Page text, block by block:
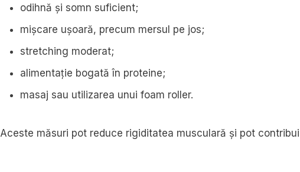
odihnă și somn suficient;
mișcare ușoară, precum mersul pe jos;
stretching moderat;
alimentație bogată în proteine;
masaj sau utilizarea unui foam roller.
Aceste măsuri pot reduce rigiditatea musculară și pot